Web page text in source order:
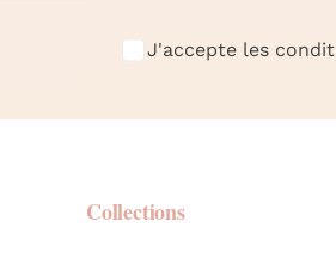
J'accepte les
Collections